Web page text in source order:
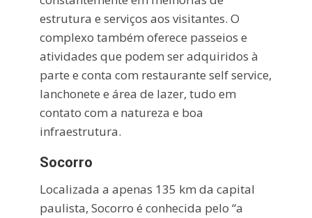
estrutura e serviços aos visitantes. O
complexo também oferece passeios e
atividades que podem ser adquiridos à
parte e conta com restaurante self service,
lanchonete e área de lazer, tudo em
contato com a natureza e boa
infraestrutura.
Socorro
Localizada a apenas 135 km da capital
paulista, Socorro é conhecida pelo “a